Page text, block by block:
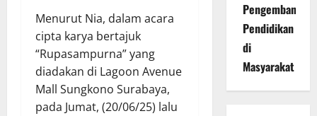
Menurut Nia, dalam acara
cipta karya bertajuk
“Rupasampurna” yang
diadakan di Lagoon Avenue
Mall Sungkono Surabaya,
pada Jumat, (20/06/25) lalu
Pengembangan
Pendidikan
di
Masyarakat